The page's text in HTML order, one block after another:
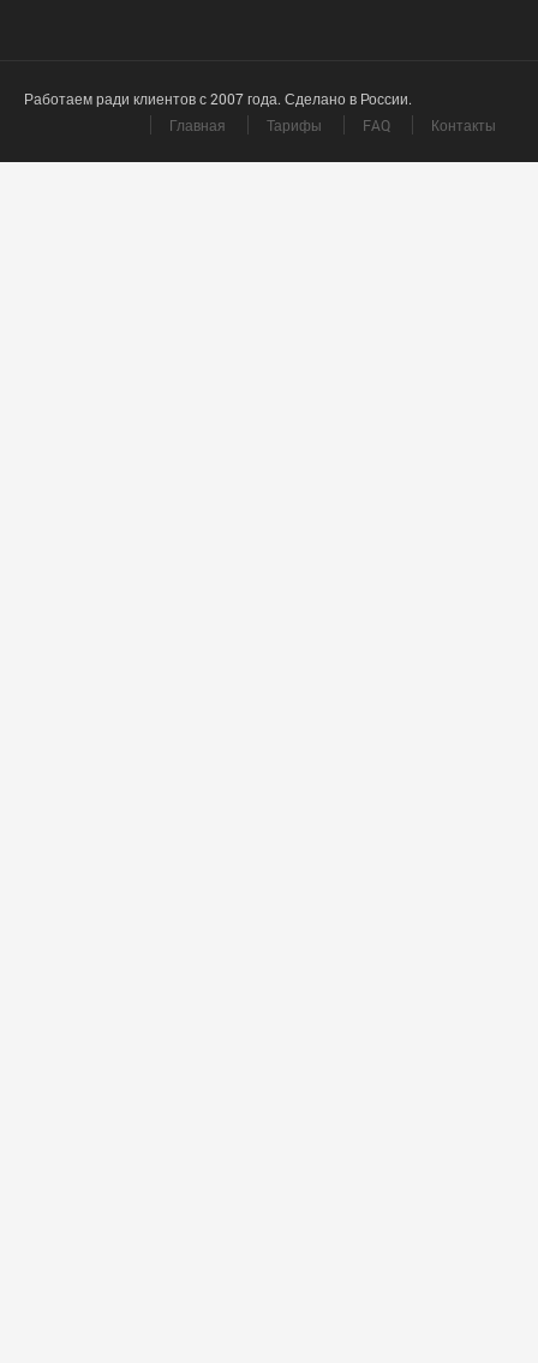
Работаем ради клиентов с 2007 года. Сделано в России.
Главная
Тарифы FAQ Контакты